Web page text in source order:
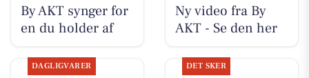
By AKT synger for
en du holder af
Ny video fra By
AKT - Se den her
DAGLIGVARER DET SKER